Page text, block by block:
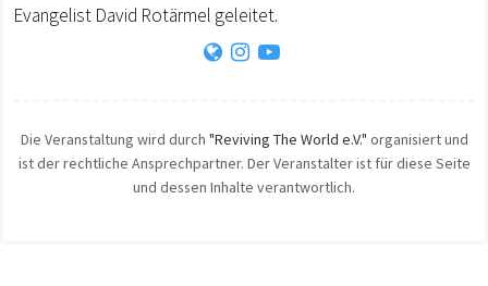
Evangelist David Rotärmel geleitet.
Die Veranstaltung wird durch "Reviving The World e.V." organisiert und
ist der rechtliche Ansprechpartner. Der Veranstalter ist für diese Seite
und dessen Inhalte verantwortlich.